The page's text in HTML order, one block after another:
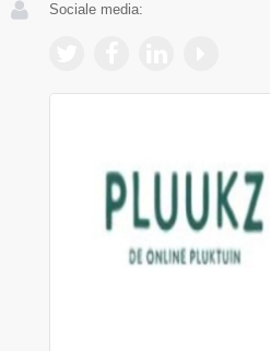
Sociale media: